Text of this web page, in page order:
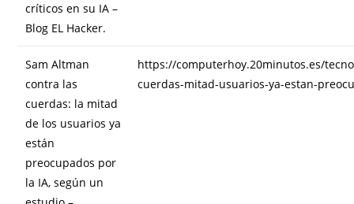
críticos en su IA –
Blog EL Hacker.
Sam Altman
contra las
cuerdas: la mitad
de los usuarios ya
están
preocupados por
la IA, según un
https://computerhoy.20minutos.es/
cuerdas-mitad-usuarios-ya-estan-